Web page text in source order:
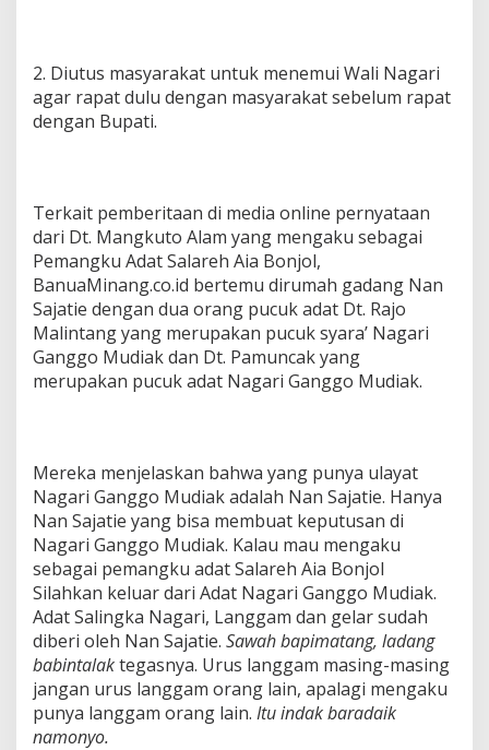
2. Diutus masyarakat untuk menemui Wali Nagari
agar rapat dulu dengan masyarakat sebelum rapat
dengan Bupati.
Terkait pemberitaan di media online pernyataan
dari Dt. Mangkuto Alam yang mengaku sebagai
Pemangku Adat Salareh Aia Bonjol,
BanuaMinang.co.id bertemu dirumah gadang Nan
Sajatie dengan dua orang pucuk adat Dt. Rajo
Malintang yang merupakan pucuk syara’ Nagari
Ganggo Mudiak dan Dt. Pamuncak yang
merupakan pucuk adat Nagari Ganggo Mudiak.
Mereka menjelaskan bahwa yang punya ulayat
Nagari Ganggo Mudiak adalah Nan Sajatie. Hanya
Nan Sajatie yang bisa membuat keputusan di
Nagari Ganggo Mudiak. Kalau mau mengaku
sebagai pemangku adat Salareh Aia Bonjol
Silahkan keluar dari Adat Nagari Ganggo Mudiak.
Adat Salingka Nagari, Langgam dan gelar sudah
diberi oleh Nan Sajatie. Sawah bapimatang, ladang
babintalaktegasnya. Urus langgam masing-masing
jangan urus langgam orang lain, apalagi mengaku
punya langgam orang lain. Itu indak baradaik
namonyo.